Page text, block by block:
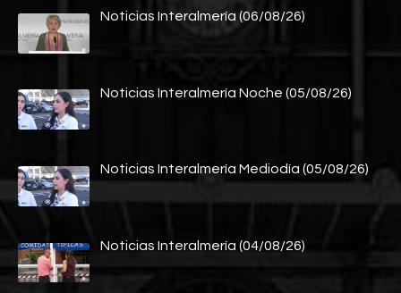
Noticias Interalmería (06/08/26)
Noticias Interalmería Noche (05/08/26)
Noticias Interalmería Mediodía (05/08/26)
Noticias Interalmería (04/08/26)